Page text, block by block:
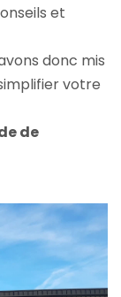
et
donc mis
votre
de